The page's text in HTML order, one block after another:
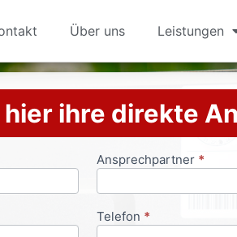
Über uns Leistungen
hier ihre direkte
Ansprechpartner *
Telefon *